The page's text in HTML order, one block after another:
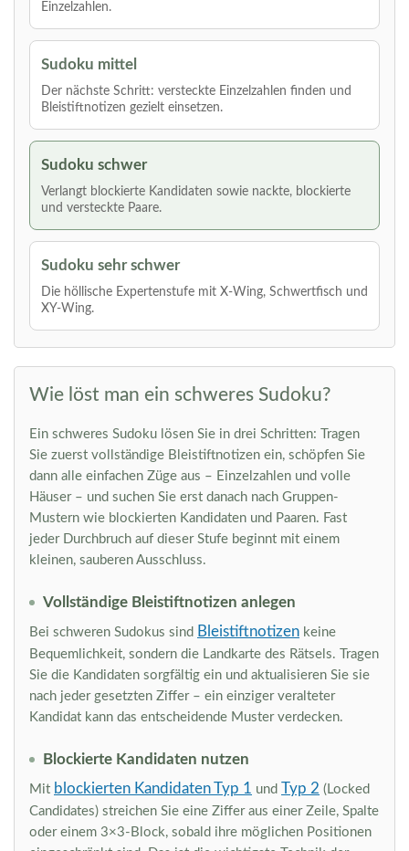
Einzelzahlen.
Sudoku mittel
Der nächste Schritt: versteckte Einzelzahlen finden und
Bleistiftnotizen gezielt einsetzen.
Sudoku schwer
Verlangt blockierte Kandidaten sowie nackte, blockierte
und versteckte Paare.
Sudoku sehr schwer
Die höllische Expertenstufe mit X-Wing, Schwertfisch und
XY-Wing.
Wie löst man ein schweres Sudoku?
Ein schweres Sudoku lösen Sie in drei Schritten: Tragen
Sie zuerst vollständige Bleistiftnotizen ein, schöpfen Sie
dann alle einfachen Züge aus – Einzelzahlen und volle
Häuser – und suchen Sie erst danach nach Gruppen-
Mustern wie blockierten Kandidaten und Paaren. Fast
jeder Durchbruch auf dieser Stufe beginnt mit einem
kleinen, sauberen Ausschluss.
Vollständige Bleistiftnotizen anlegen
Bei schweren Sudokus sind Bleistiftnotizen keine
Bequemlichkeit, sondern die Landkarte des Rätsels. Tragen
Sie die Kandidaten sorgfältig ein und aktualisieren Sie sie
nach jeder gesetzten Ziffer – ein einziger veralteter
Kandidat kann das entscheidende Muster verdecken.
Blockierte Kandidaten nutzen
Mit blockierten Kandidaten Typ 1 und Typ 2 (Locked
Candidates) streichen Sie eine Ziffer aus einer Zeile, Spalte
oder einem 3×3-Block, sobald ihre möglichen Positionen